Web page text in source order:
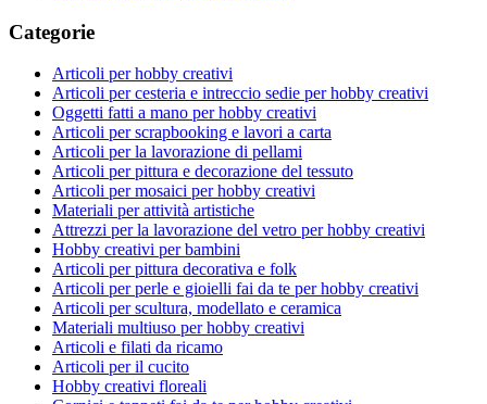
Categorie
Articoli per hobby creativi
Articoli per cesteria e intreccio sedie per hobby creativi
Oggetti fatti a mano per hobby creativi
Articoli per scrapbooking e lavori a carta
Articoli per la lavorazione di pellami
Articoli per pittura e decorazione del tessuto
Articoli per mosaici per hobby creativi
Materiali per attività artistiche
Attrezzi per la lavorazione del vetro per hobby creativi
Hobby creativi per bambini
Articoli per pittura decorativa e folk
Articoli per perle e gioielli fai da te per hobby creativi
Articoli per scultura, modellato e ceramica
Materiali multiuso per hobby creativi
Articoli e filati da ricamo
Articoli per il cucito
Hobby creativi floreali